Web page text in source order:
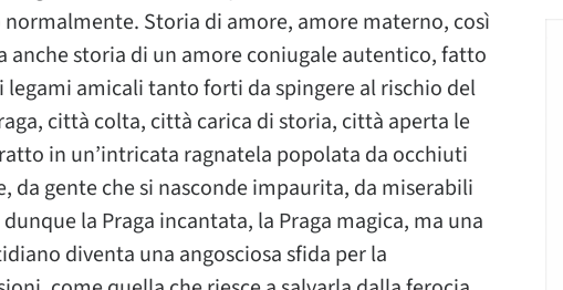
Storia di amore, amore materno, così
anche storia di un amore coniugale autentico, fatto
amicali tanto forti da spingere al rischio del
città colta, città carica di storia, città aperta le
in un’intricata ragnatela popolata da occhiuti
da gente che si nasconde impaurita, da miserabili
la Praga incantata, la Praga magica, ma una
diventa una angosciosa sfida per la